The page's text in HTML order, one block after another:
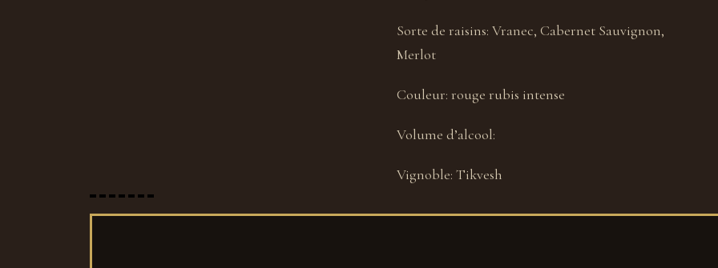
Sorte de raisins:Vranec, Cabernet Sauvignon,
Merlot
Couleur:rouge rubis intense
Volume d’alcool:
Vignoble:Tikvesh